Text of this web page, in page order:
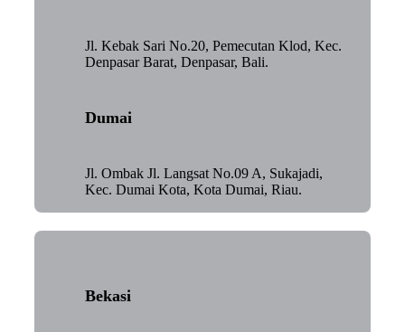
Jl. Kebak Sari No.20, Pemecutan Klod, Kec.
Denpasar Barat, Denpasar, Bali.
Dumai
Jl. Ombak Jl. Langsat No.09 A, Sukajadi,
Kec. Dumai Kota, Kota Dumai, Riau.
Bekasi